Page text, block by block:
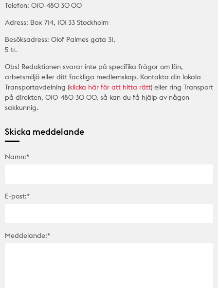
Telefon: 010-480 30 00
Adress: Box 714, 101 33 Stockholm
Besöksadress: Olof Palmes gata 31,
5 tr.
Obs! Redaktionen svarar inte på specifika frågor om lön,
arbetsmiljö eller ditt fackliga medlemskap. Kontakta din lokala
Transportavdelning (klicka här för att hitta rätt) eller ring Transport
på direkten, 010-480 30 00, så kan du få hjälp av någon
sakkunnig.
Skicka meddelande
Namn:*
E-post:*
Meddelande:*